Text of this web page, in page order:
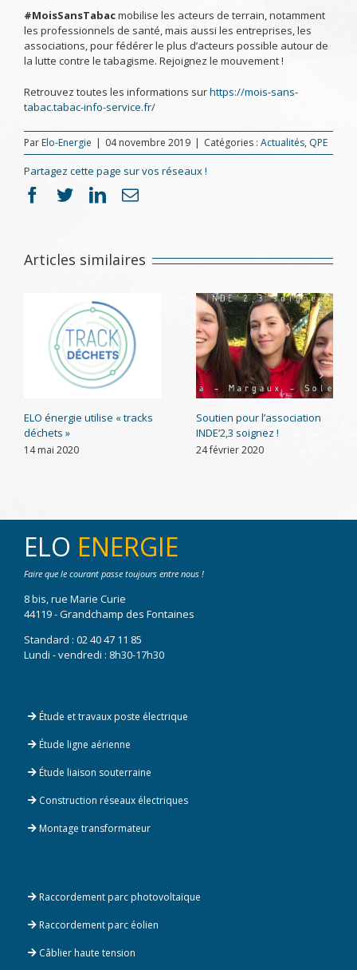
#MoisSansTabacmobilise les acteurs de terrain, notamment
les professionnels de santé, mais aussi les entreprises, les
associations, pour fédérer le plus d’acteurs possible autour de
la lutte contre le tabagisme. Rejoignez le mouvement !
Retrouvez toutes les informations surhttps://mois-sans-
tabac.tabac-info-service.fr/
ParElo-Energie | 04 novembre 2019 | Catégories : Actualités, QPE
Partagez cette page sur vos réseaux !
Facebook
TwitterLinkedIn
Email
Articles similaires
ELO énergie utilise « tracks
déchets »
14 mai 2020
Soutien pour l’association
INDE’2,3 soignez !
24 février 2020
ELO ENERGIE
Faire que le courant passe toujours entre nous !
8 bis, rue Marie Curie
44119 - Grandchamp des Fontaines
Standard : 02 40 47 11 85
Lundi - vendredi : 8h30-17h30
Étude et travaux poste électrique
Étude ligne aérienne
Étude liaison souterraine
Construction réseaux électriques
Montage transformateur
Raccordement parc photovoltaïque
Raccordement parc éolien
Câblier haute tension